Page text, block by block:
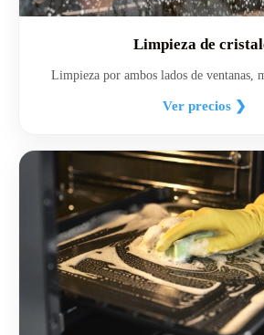
Limpieza de
Limpieza por ambos lados de ventanas,
Ver precios ❯